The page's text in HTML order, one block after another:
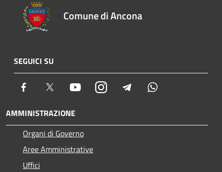
Comune di Ancona
SEGUICI SU
Facebook Twitter YoutubeInstagram Telegram
AMMINISTRAZIONE
Organi di Governo
Aree Amministrative
Uffici